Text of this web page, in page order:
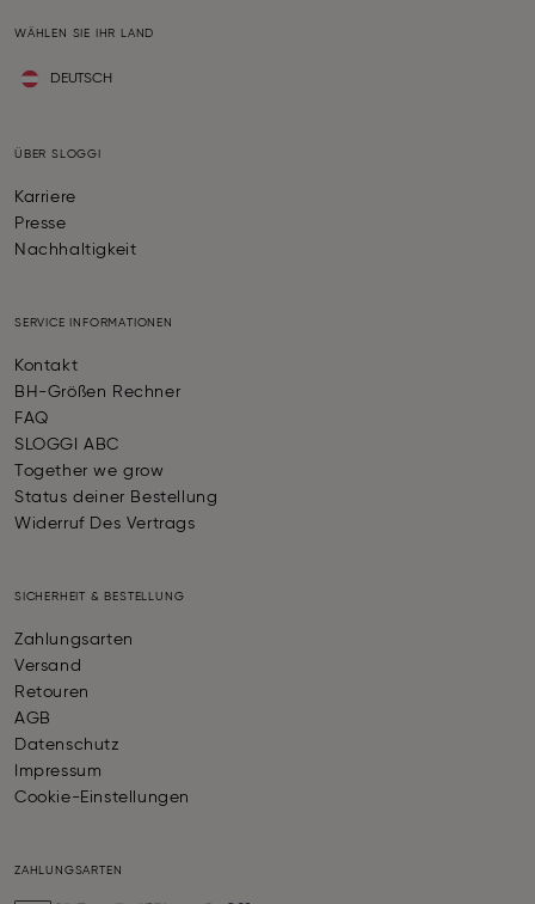
WÄHLEN SIE IHR LAND
DEUTSCH
ÜBER SLOGGI
Karriere
Presse
Nachhaltigkeit
SERVICE INFORMATIONEN
Kontakt
BH-Größen Rechner
FAQ
SLOGGI ABC
Together we grow
Status deiner Bestellung
Widerruf Des Vertrags
SICHERHEIT & BESTELLUNG
Zahlungsarten
Versand
Retouren
AGB
Datenschutz
Impressum
Cookie-Einstellungen
ZAHLUNGSARTEN